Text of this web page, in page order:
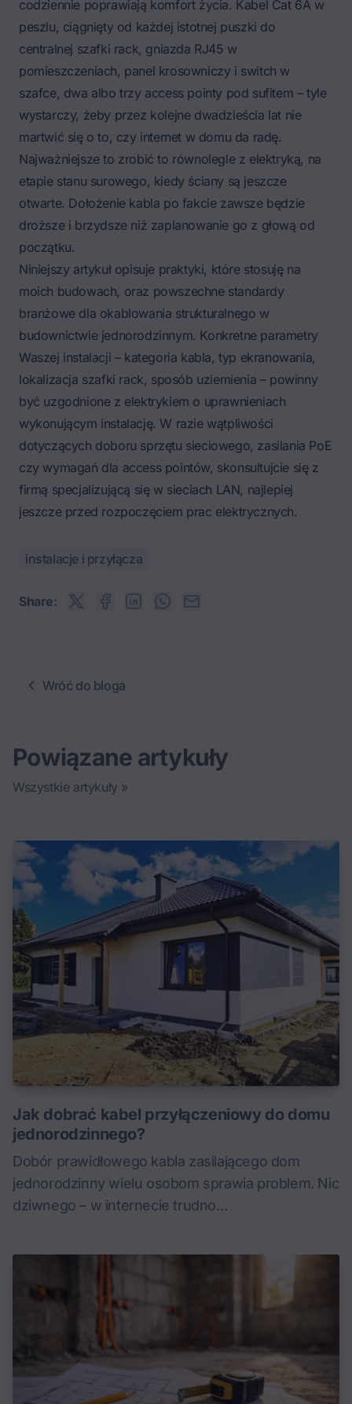
codziennie poprawiają komfort życia. Kabel Cat 6A w
peszlu, ciągnięty od każdej istotnej puszki do
centralnej szafki rack, gniazda RJ45 w
pomieszczeniach, panel krosowniczy i switch w
szafce, dwa albo trzy access pointy pod sufitem – tyle
wystarczy, żeby przez kolejne dwadzieścia lat nie
martwić się o to, czy internet w domu da radę.
Najważniejsze to zrobić to równolegle z elektryką, na
etapie stanu surowego, kiedy ściany są jeszcze
otwarte. Dołożenie kabla po fakcie zawsze będzie
droższe i brzydsze niż zaplanowanie go z głową od
początku.
Niniejszy artykuł opisuje praktyki, które stosuję na
moich budowach, oraz powszechne standardy
branżowe dla okablowania strukturalnego w
budownictwie jednorodzinnym. Konkretne parametry
Waszej instalacji – kategoria kabla, typ ekranowania,
lokalizacja szafki rack, sposób uziemienia – powinny
być uzgodnione z elektrykiem o uprawnieniach
wykonującym instalację. W razie wątpliwości
dotyczących doboru sprzętu sieciowego, zasilania PoE
czy wymagań dla access pointów, skonsultujcie się z
firmą specjalizującą się w sieciach LAN, najlepiej
jeszcze przed rozpoczęciem prac elektrycznych.
instalacje i przyłącza
Share:
Wróć do bloga
Powiązane artykuły
Wszystkie artykuły »
Jak dobrać kabel przyłączeniowy do domu
jednorodzinnego?
Dobór prawidłowego kabla zasilającego dom
jednorodzinny wielu osobom sprawia problem. Nic
dziwnego – w internecie trudno…